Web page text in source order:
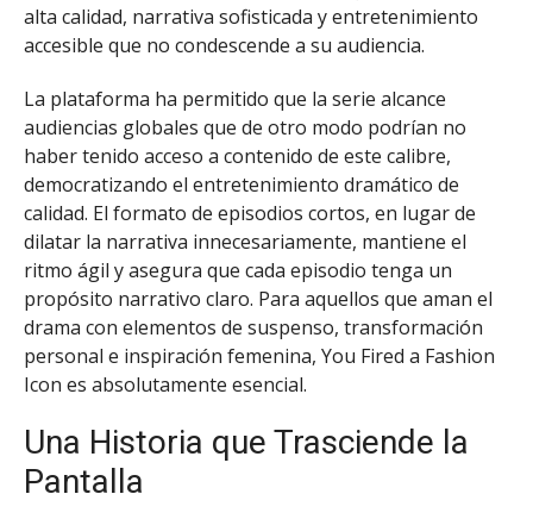
alta calidad, narrativa sofisticada y entretenimiento
accesible que no condescende a su audiencia.
La plataforma ha permitido que la serie alcance
audiencias globales que de otro modo podrían no
haber tenido acceso a contenido de este calibre,
democratizando el entretenimiento dramático de
calidad. El formato de episodios cortos, en lugar de
dilatar la narrativa innecesariamente, mantiene el
ritmo ágil y asegura que cada episodio tenga un
propósito narrativo claro. Para aquellos que aman el
drama con elementos de suspenso, transformación
personal e inspiración femenina, You Fired a Fashion
Icon es absolutamente esencial.
Una Historia que Trasciende la
Pantalla